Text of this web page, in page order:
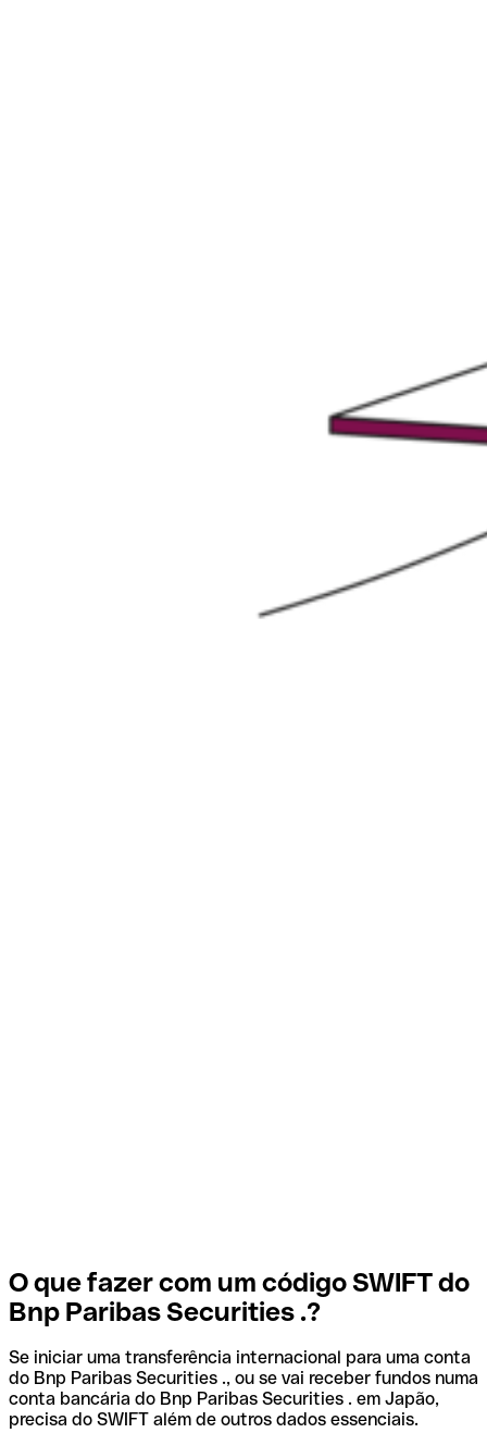
O que fazer com um código SWIFT do
Bnp Paribas Securities .?
Se iniciar uma transferência internacional para uma conta
do Bnp Paribas Securities ., ou se vai receber fundos numa
conta bancária do Bnp Paribas Securities . em Japão,
precisa do SWIFT além de outros dados essenciais.